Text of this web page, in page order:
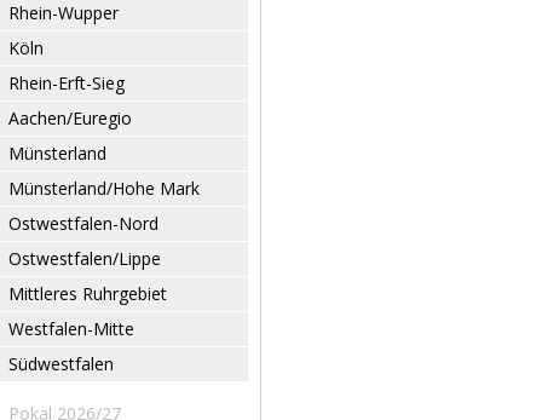
Rhein-Wupper
Köln
Rhein-Erft-Sieg
Aachen/Euregio
Münsterland
Münsterland/Hohe Mark
Ostwestfalen-Nord
Ostwestfalen/Lippe
Mittleres Ruhrgebiet
Westfalen-Mitte
Südwestfalen
Pokal 2026/27